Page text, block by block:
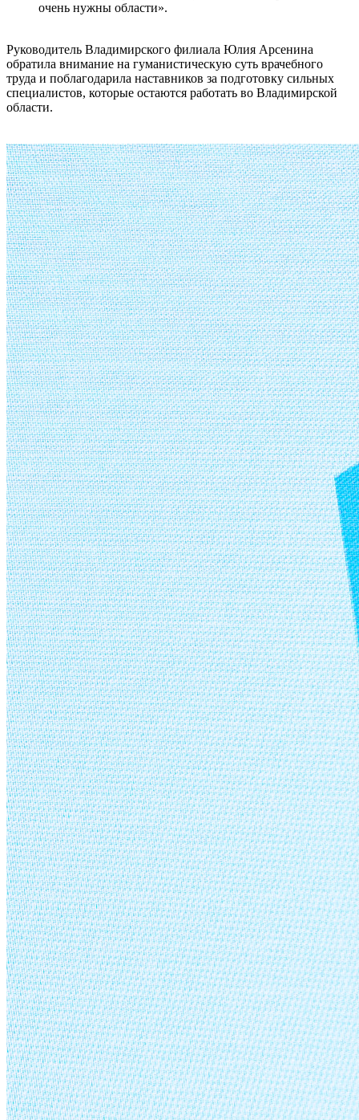
очень нужны области».
Руководитель Владимирского филиала Юлия Арсенина
обратила внимание на гуманистическую суть врачебного
труда и поблагодарила наставников за подготовку сильных
специалистов, которые остаются работать во Владимирской
области.